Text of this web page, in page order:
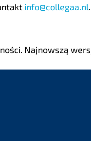
info@collegaa.nl.
Najnowszą